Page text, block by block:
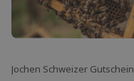
Jochen Schweizer Gutschein